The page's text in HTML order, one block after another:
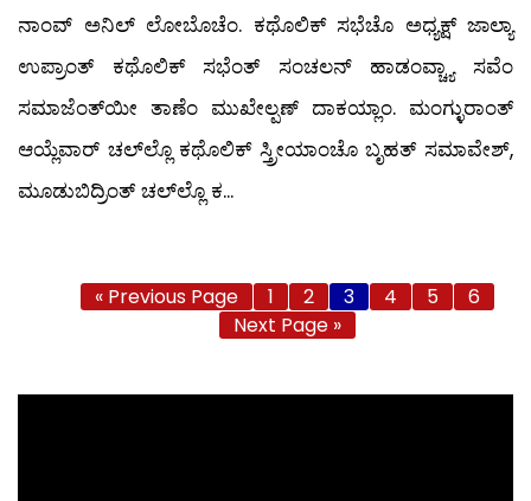
ನಾಂವ್ ಅನಿಲ್ ಲೋಬೊಚೆಂ. ಕಥೊಲಿಕ್ ಸಭೆಚೊ ಅಧ್ಯಕ್ಷ್ ಜಾಲ್ಯಾ
ಉಪ್ರಾಂತ್ ಕಥೊಲಿಕ್ ಸಭೆಂತ್ ಸಂಚಲನ್ ಹಾಡಂವ್ಚ್ಯಾ ಸವೆಂ
ಸಮಾಜೆಂತ್‍ಯೀ ತಾಣೆಂ ಮುಖೇಲ್ಪಣ್ ದಾಕಯ್ಲಾಂ. ಮಂಗ್ಳುರಾಂತ್
ಆಯ್ಲೆವಾರ್ ಚಲ್‍ಲ್ಲೊ ಕಥೊಲಿಕ್ ಸ್ತ್ರೀಯಾಂಚೊ ಬೃಹತ್ ಸಮಾವೇಶ್,
ಮೂಡುಬಿದ್ರಿಂತ್ ಚಲ್‍ಲ್ಲೊ ಕ...
« Previous Page 1 2 3 4 5
6
Next Page »